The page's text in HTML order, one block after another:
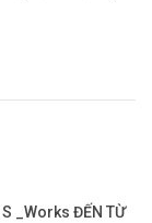
_Works ĐẾN TỪ